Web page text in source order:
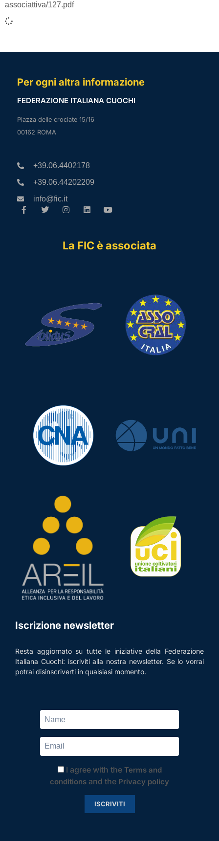
associattiva/127.pdf
Per ogni altra informazione
FEDERAZIONE ITALIANA CUOCHI
Piazza delle crociate 15/16
00162 ROMA
+39.06.4402178
+39.06.44202209
info@fic.it
La FIC è associata
Iscrizione newsletter
Resta aggiornato su tutte le iniziative della Federazione
Italiana Cuochi: iscriviti alla nostra newsletter. Se lo vorrai
potrai disinscriverti in qualsiasi momento.
I agree with the Terms and
conditions and the Privacy policy
ISCRIVITI